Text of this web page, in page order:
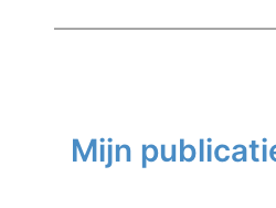
Mijn